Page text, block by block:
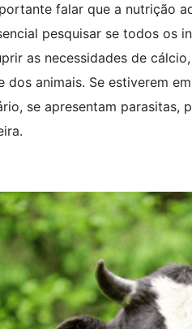
falar que a nutrição
pesquisar se todos os
as necessidades de
dos animais. Se estiverem
se apresentam